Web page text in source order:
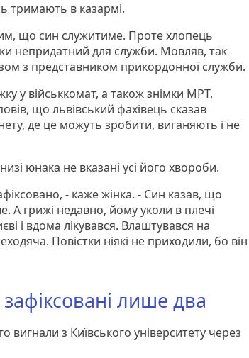
тримають в казармі.
що син служитиме. Проте хлопець
непридатний для служби. Мовляв, так
з представником прикордонної служби.
у військкомат, а також знімки МРТ,
що львівський фахівець сказав
де це можуть зробити, виганяють і не
юнака не вказані усі його хвороби.
- каже жінка. - Син казав, що
А грижі недавно, йому уколи в плечі
і вдома лікувався. Влаштувався на
Повістки ніякі не приходили, бо він
лише два
з Київського університету через